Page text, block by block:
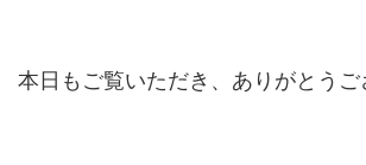
本日もご覧いただき、ありがとうご